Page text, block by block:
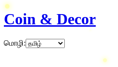
Coin & Decor
மொழி: